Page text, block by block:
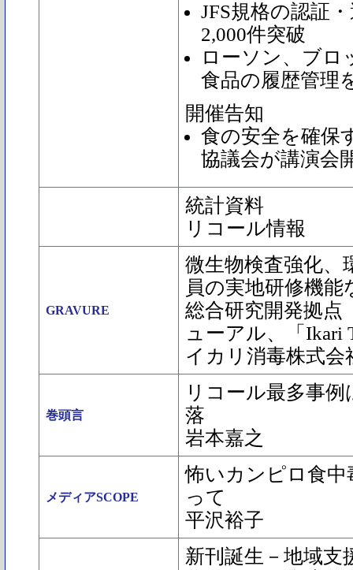
JFS規格の認証
2,000件突破
ローソン、ブロ
食品の履歴管理
開催告知
食の安全を確保
協議会が講演会
統計資料
リコール情報
GRAVURE
微生物検査強化、
員の実地研修機能
総合研究開発拠点
ューアル、「Ikari
イカリ消毒株式会
巻頭言
リコール最多事
落
岩本嘉之
メディアSCOPE
怖いカンピロ食
って
平沢裕子
新刊誕生－地域支